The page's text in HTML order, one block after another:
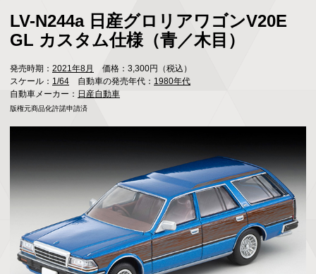
LV-N244a 日産グロリアワゴンV20E
GL カスタム仕様（青／木目）
発売時期： 2021年8月
価格：3,300円（税込）
スケール： 1/64 自動車の発売年代： 1980年代
自動車メーカー： 日産自動車
版権元商品化許諾申請済